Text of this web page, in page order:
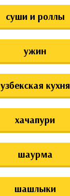
суши и роллы
ужин
узбекская кухня
хачапури
шаурма
шашлыки